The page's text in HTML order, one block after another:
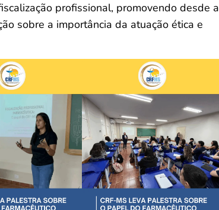
profissional, promovendo desde a
sobre a importância da atuação ética e